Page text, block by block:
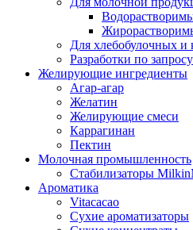
Для хлебобулочных и
Разработки по запросу
Желирующие ингредиенты
Агар-агар
Желатин
Желирующие смеси
Каррагинан
Пектин
Молочная промышленность
Стабилизаторы
Ароматика
Vitacacao
Сухие ароматизаторы